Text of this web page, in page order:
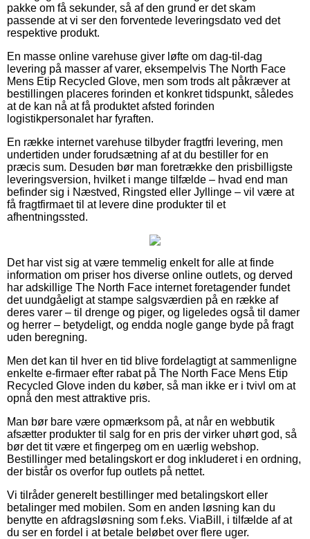
pakke om få sekunder, så af den grund er det skam
passende at vi ser den forventede leveringsdato ved det
respektive produkt.
En masse online varehuse giver løfte om dag-til-dag
levering på masser af varer, eksempelvis The North Face
Mens Etip Recycled Glove, men som trods alt påkræver at
bestillingen placeres forinden et konkret tidspunkt, således
at de kan nå at få produktet afsted forinden
logistikpersonalet har fyraften.
En række internet varehuse tilbyder fragtfri levering, men
undertiden under forudsætning af at du bestiller for en
præcis sum. Desuden bør man foretrække den prisbilligste
leveringsversion, hvilket i mange tilfælde – hvad end man
befinder sig i Næstved, Ringsted eller Jyllinge – vil være at
få fragtfirmaet til at levere dine produkter til et
afhentningssted.
Det har vist sig at være temmelig enkelt for alle at finde
information om priser hos diverse online outlets, og derved
har adskillige The North Face internet foretagender fundet
det uundgåeligt at stampe salgsværdien på en række af
deres varer – til drenge og piger, og ligeledes også til damer
og herrer – betydeligt, og endda nogle gange byde på fragt
uden beregning.
Men det kan til hver en tid blive fordelagtigt at sammenligne
enkelte e-firmaer efter rabat på The North Face Mens Etip
Recycled Glove inden du køber, så man ikke er i tvivl om at
opnå den mest attraktive pris.
Man bør bare være opmærksom på, at når en webbutik
afsætter produkter til salg for en pris der virker uhørt god, så
bør det tit være et fingerpeg om en uærlig webshop.
Bestillinger med betalingskort er dog inkluderet i en ordning,
der bistår os overfor fup outlets på nettet.
Vi tilråder generelt bestillinger med betalingskort eller
betalinger med mobilen. Som en anden løsning kan du
benytte en afdragsløsning som f.eks. ViaBill, i tilfælde af at
du ser en fordel i at betale beløbet over flere uger.